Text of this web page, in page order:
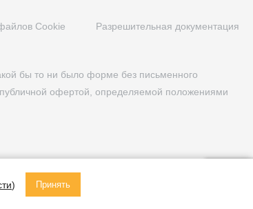
Cookie Разрешительная документация
бы то ни было форме без письменного
офертой, определяемой положениями
) Принять